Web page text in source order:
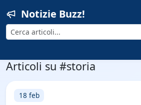
Notizie Buzz!
Cerca
Articoli su #storia
18 feb